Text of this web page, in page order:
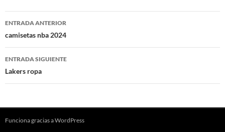
Navegación
de
entradas
ENTRADA ANTERIOR
camisetas nba 2024
ENTRADA SIGUIENTE
Lakers ropa
Funciona gracias a WordPress